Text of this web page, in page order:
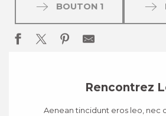
BOUTON 1
Rencontrez
Aenean tincidunt eros leo, nec